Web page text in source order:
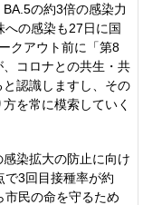
の約3倍の感染力
の感染も27日に国
クアウト前に「第8
コロナとの共生・共
認識しますし、その
を常に模索していく
染拡大の防止に向け
で3回目接種率が約
民の命を守るため